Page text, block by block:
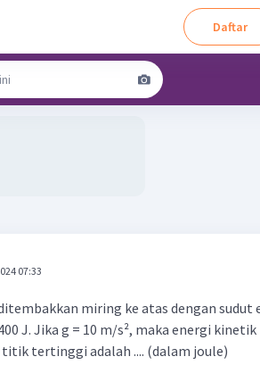
Daftar
07:33
miring ke atas dengan sudut
J. Jika g = 10 m/s², maka energi kinetik
tertinggi adalah .... (dalam joule)